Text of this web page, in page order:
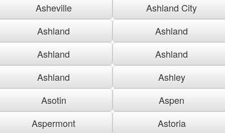
Asheville
Ashland City
Ashland
Ashland
Ashland
Ashland
Ashland
Ashley
Asotin
Aspen
Aspermont
Astoria